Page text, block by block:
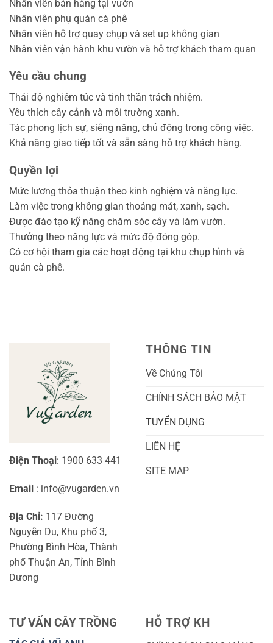
Nhân viên bán hàng tại vườn
Nhân viên phụ quán cà phê
Nhân viên hỗ trợ quay chụp và set up không gian
Nhân viên vận hành khu vườn và hỗ trợ khách tham quan
Yêu cầu chung
Thái độ nghiêm túc và tinh thần trách nhiệm.
Yêu thích cây cảnh và môi trường xanh.
Tác phong lịch sự, siêng năng, chủ động trong công việc.
Khả năng giao tiếp tốt và sẵn sàng hỗ trợ khách hàng.
Quyền lợi
Mức lương thỏa thuận theo kinh nghiệm và năng lực.
Làm việc trong không gian thoáng mát, xanh, sạch.
Được đào tạo kỹ năng chăm sóc cây và làm vườn.
Thưởng theo năng lực và mức độ đóng góp.
Có cơ hội tham gia các hoạt động tại khu chụp hình và
quán cà phê.
Điện Thoại: 1900 633 441
Email : info@vugarden.vn
Địa Chỉ: 117 Đường
Nguyễn Du, Khu phố 3,
Phường Bình Hòa, Thành
phố Thuận An, Tỉnh Bình
Dương
THÔNG TIN
Về Chúng Tôi
CHÍNH SÁCH BẢO MẬT
TUYỂN DỤNG
LIÊN HỆ
SITE MAP
TƯ VẤN CÂY TRỒNG HỖ TRỢ KH